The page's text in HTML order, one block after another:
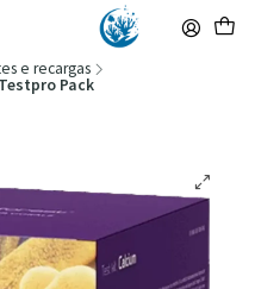
149,90€ (Envio extresso: 14,90€)
e recargas
Pack